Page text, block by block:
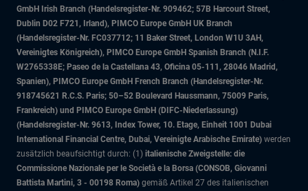
GmbH Irish Branch (Handelsregister-Nr. 909462; 57B Harcourt Street,
Dublin D02 F721, Irland), PIMCO Europe GmbH UK Branch
(Handelsregister-Nr. FC037712; 11 Baker Street, London W1U 3AH,
Vereinigtes Königreich), PIMCO Europe GmbH Spanish Branch (N.I.F.
W2765338E; Paseo de la Castellana 43, Oficina 05-111, 28046 Madrid,
Spanien), PIMCO Europe GmbH French Branch (Handelsregister-Nr.
918745621 R.C.S. Paris; 50–52 Boulevard Haussmann, 75009 Paris,
Frankreich) und PIMCO Europe GmbH (DIFC-Niederlassung)
(Handelsregister-Nr. 9613, Index Tower, 10. Etage, Einheit 1001 Dubai
International Financial Centre, Dubai, Vereinigte Arabische Emirate) werden
zusätzlich beaufsichtigt durch: (1) italienische Zweigstelle: die
Commissione Nazionale per le Società e la Borsa (CONSOB, Giovanni
Battista Martini, 3 - 00198 Roma) gemäß Artikel 27 des italienischen